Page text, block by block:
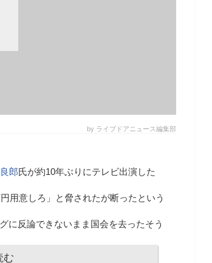
by ライブドアニュース編集部
郎氏が約10年ぶりにテレビ出演した
用意しろ」と脅されたが断ったという
に反論できないまま国会を去ったそう
む